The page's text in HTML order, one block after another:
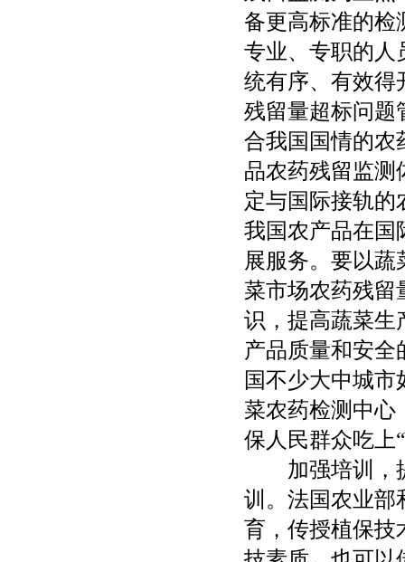
备更高标准的检
专业、专职的人
统有序、有效得
残留量超标问题
合我国国情的农
品农药残留监测
定与国际接轨的
我国农产品在国
展服务。要以
菜市场农药残留
识，提高蔬菜生
产品质量和安全
国不少大中城
菜农药检测中心
保人民群众吃上
加强培训，提
训。法国农业部
育，传授植保技